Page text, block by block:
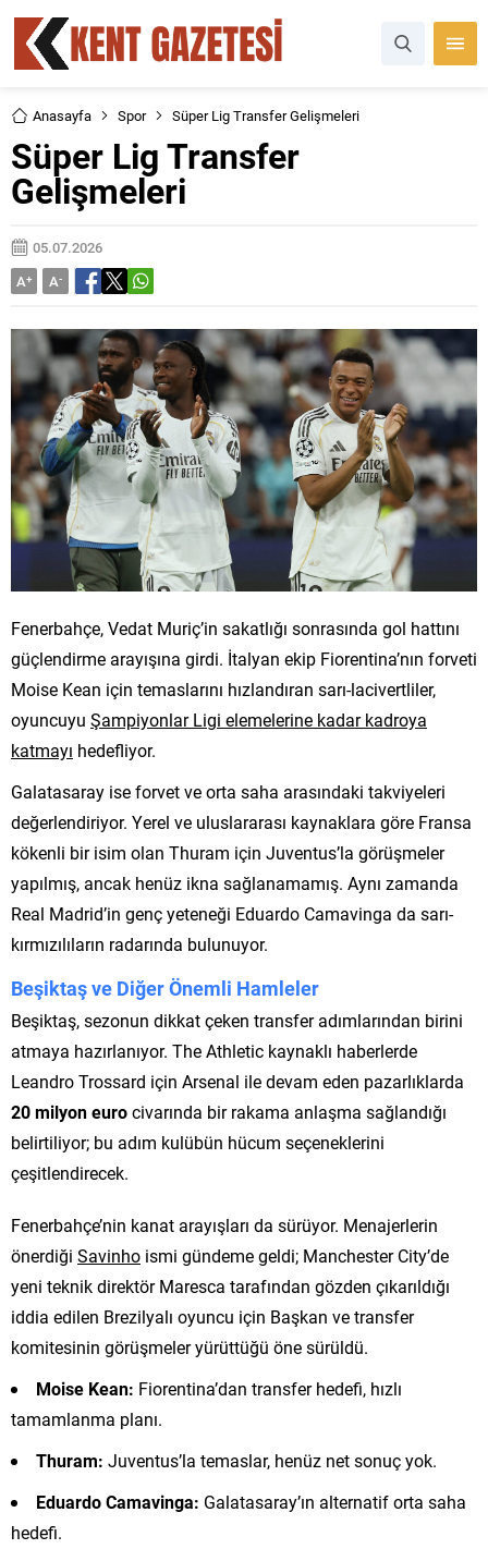
Anasayfa Spor Süper Lig Transfer Gelişmeleri
Süper Lig Transfer
Gelişmeleri
05.07.2026
A+ A-
Fenerbahçe, Vedat Muriç’in sakatlığı sonrasında gol hattını
güçlendirme arayışına girdi. İtalyan ekip Fiorentina’nın forveti
Moise Kean için temaslarını hızlandıran sarı-lacivertliler,
oyuncuyu Şampiyonlar Ligi elemelerine kadar kadroya
katmayı hedefliyor.
Galatasaray ise forvet ve orta saha arasındaki takviyeleri
değerlendiriyor. Yerel ve uluslararası kaynaklara göre Fransa
kökenli bir isim olan Thuram için Juventus’la görüşmeler
yapılmış, ancak henüz ikna sağlanamamış. Aynı zamanda
Real Madrid’in genç yeteneği Eduardo Camavinga da sarı-
kırmızılıların radarında bulunuyor.
Beşiktaş ve Diğer Önemli Hamleler
Beşiktaş, sezonun dikkat çeken transfer adımlarından birini
atmaya hazırlanıyor. The Athletic kaynaklı haberlerde
Leandro Trossard için Arsenal ile devam eden pazarlıklarda
20 milyon eurocivarında bir rakama anlaşma sağlandığı
belirtiliyor; bu adım kulübün hücum seçeneklerini
çeşitlendirecek.
Fenerbahçe’nin kanat arayışları da sürüyor. Menajerlerin
önerdiği Savinho ismi gündeme geldi; Manchester City’de
yeni teknik direktör Maresca tarafından gözden çıkarıldığı
iddia edilen Brezilyalı oyuncu için Başkan ve transfer
komitesinin görüşmeler yürüttüğü öne sürüldü.
Moise Kean: Fiorentina’dan transfer hedefi, hızlı
tamamlanma planı.
Thuram: Juventus’la temaslar, henüz net sonuç yok.
Eduardo Camavinga: Galatasaray’ın alternatif orta saha
hedefi.